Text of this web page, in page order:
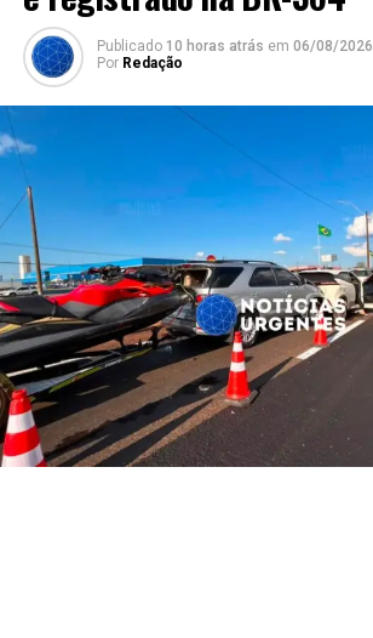
Publicado 10 horas atrás em 06/08/2026
Por Redação